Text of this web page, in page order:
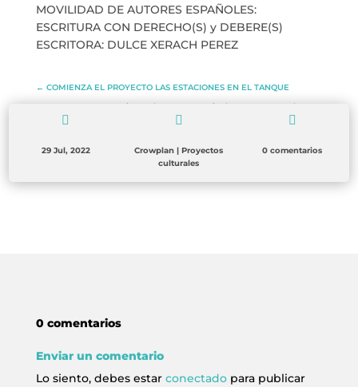
MOVILIDAD DE AUTORES ESPAÑOLES:
ESCRITURA CON DERECHO(S) y DEBERE(S)
ESCRITORA: DULCE XERACH PEREZ
← COMIENZA EL PROYECTO LAS ESTACIONES EN EL TANQUE
Acciones de transparencia de nuestra consultora

29 Jul, 2022

Crowplan |Proyectos
culturales

0 comentarios
0 comentarios
Enviar un comentario
Lo siento, debes estar conectadopara publicar